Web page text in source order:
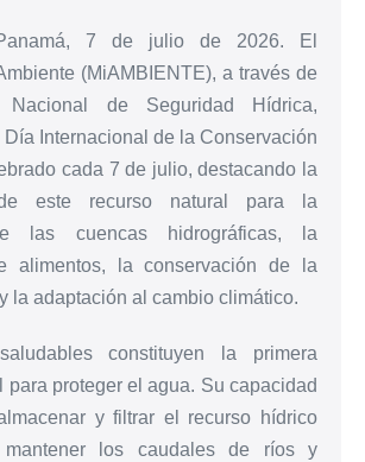
7 de julio de 2026. El
(MiAMBIENTE), a través de
Nacional de Seguridad Hídrica,
Internacional de la Conservación
cada 7 de julio, destacando la
este recurso natural para la
las cuencas hidrográficas, la
alimentos, la conservación de la
la adaptación al cambio climático.
constituyen la primera
para proteger el agua. Su capacidad
y filtrar el recurso hídrico
mantener los caudales de ríos y